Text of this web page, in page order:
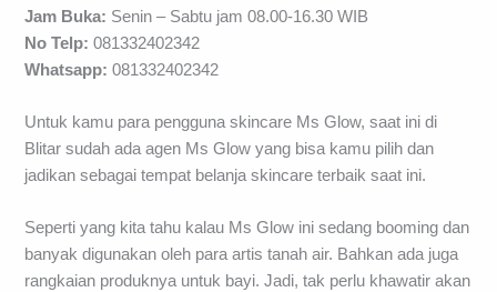
Jam Buka: Senin – Sabtu jam 08.00-16.30 WIB
No Telp: 081332402342
Whatsapp: 081332402342
Untuk kamu para pengguna skincare Ms Glow, saat ini di
Blitar sudah ada agen Ms Glow yang bisa kamu pilih dan
jadikan sebagai tempat belanja skincare terbaik saat ini.
Seperti yang kita tahu kalau Ms Glow ini sedang booming dan
banyak digunakan oleh para artis tanah air. Bahkan ada juga
rangkaian produknya untuk bayi. Jadi, tak perlu khawatir akan